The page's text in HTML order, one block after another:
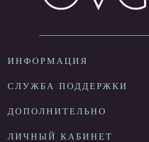
ИНФОРМАЦИЯ
СЛУЖБА ПОДДЕРЖКИ
ДОПОЛНИТЕЛЬНО
ЛИЧНЫЙ КАБИНЕТ